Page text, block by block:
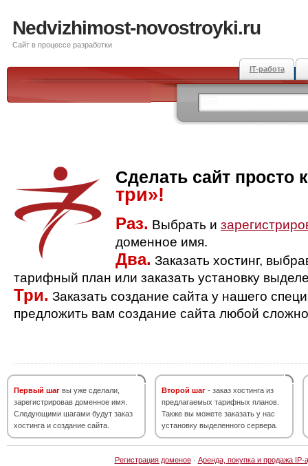
Nedvizhimost-novostroyki.ru
Сайт в процессе разработки
IT-работа
Сделать сайт просто
три»!
Раз. Выбрать и
доменное имя.
Два. Заказать хостинг,
тарифный план или заказать установку
Три. Заказать создание сайта у нашего
предложить вам создание сайта любой
Первый шаг вы уже сделали,
зарегистрировав доменное имя.
Следующими шагами будут заказ
хостинга и создание сайта.
Второй шаг - заказ хостинга из
предлагаемых тарифных планов.
Также вы можете заказать у нас
установку выделенного сервера.
Регистрация доменов· Аренда, покупка и продажа IP-